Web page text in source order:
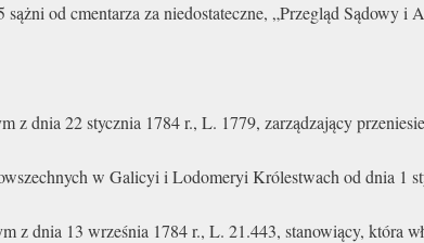
od cmentarza za niedostateczne, „Przegląd Sądowy i
z dnia 22 stycznia 1784 r., L. 1779, zarządzający
w Galicyi i Lodomeryi Królestwach od dnia 1
z dnia 13 września 1784 r., L. 21.443, stanowiący, która